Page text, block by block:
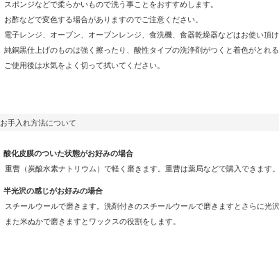
スポンジなどで柔らかいもので洗う事ことをおすすめします。
お酢などで変色する場合がありますのでご注意ください。
電子レンジ、オーブン、オーブンレンジ、食洗機、食器乾燥器などはお使い頂け
純銅黒仕上げのものは強く擦ったり、酸性タイプの洗浄剤がつくと着色がとれる
ご使用後は水気をよく切って拭いてください。
お手入れ方法について
酸化皮膜のついた状態がお好みの場合
重曹（炭酸水素ナトリウム）で軽く磨きます。重曹は薬局などで購入できます。
半光沢の感じがお好みの場合
スチールウールで磨きます。洗剤付きのスチールウールで磨きますとさらに光沢
また米ぬかで磨きますとワックスの役割をします。